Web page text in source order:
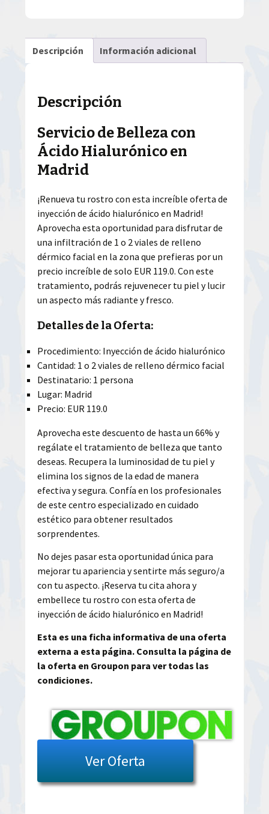
Descripción Información adicional
Descripción
Servicio de Belleza con
Ácido Hialurónico en
Madrid
¡Renueva tu rostro con esta increíble oferta de
inyección de ácido hialurónico en Madrid!
Aprovecha esta oportunidad para disfrutar de
una infiltración de 1 o 2 viales de relleno
dérmico facial en la zona que prefieras por un
precio increíble de solo EUR 119.0. Con este
tratamiento, podrás rejuvenecer tu piel y lucir
un aspecto más radiante y fresco.
Detalles de la Oferta:
Procedimiento: Inyección de ácido hialurónico
Cantidad: 1 o 2 viales de relleno dérmico facial
Destinatario: 1 persona
Lugar: Madrid
Precio: EUR 119.0
Aprovecha este descuento de hasta un 66% y
regálate el tratamiento de belleza que tanto
deseas. Recupera la luminosidad de tu piel y
elimina los signos de la edad de manera
efectiva y segura. Confía en los profesionales
de este centro especializado en cuidado
estético para obtener resultados
sorprendentes.
No dejes pasar esta oportunidad única para
mejorar tu apariencia y sentirte más seguro/a
con tu aspecto. ¡Reserva tu cita ahora y
embellece tu rostro con esta oferta de
inyección de ácido hialurónico en Madrid!
Esta es una ficha informativa de una oferta
externa a esta página. Consulta la página de
la oferta en Groupon para ver todas las
condiciones.
Ver Oferta